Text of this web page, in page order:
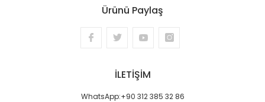
Ürünü Paylaş
İLETİŞİM
WhatsApp:+90 312 385 32 86